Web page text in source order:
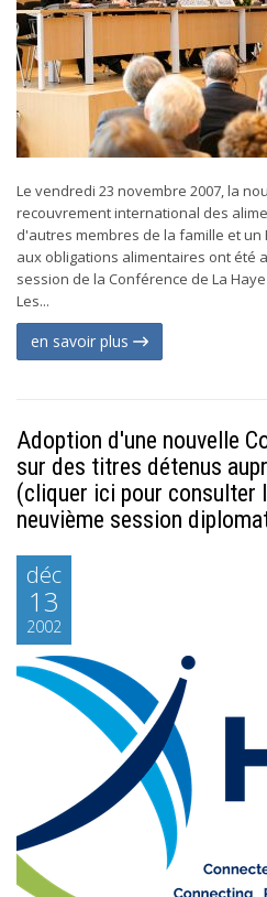
Le vendredi 23 novembre 2007, la
recouvrement international des
d'autres membres de la famille et
aux obligations alimentaires ont été
session de la Conférence de La
Les...
en savoir plus
Adoption d'une nouvelle
sur des titres détenus
(cliquer ici pour consulter
neuvième session
déc
13
2002